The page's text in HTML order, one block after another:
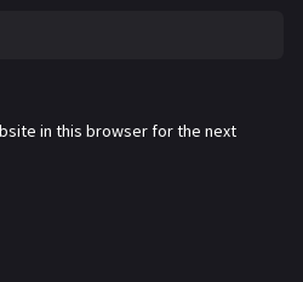
in this browser for the next